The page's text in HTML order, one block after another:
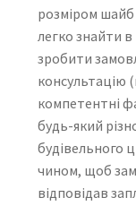
розміром шайб
легко знайти в
зробити
консультацію
компетентні
будь-який
будівельного
чином, щоб
відповідав